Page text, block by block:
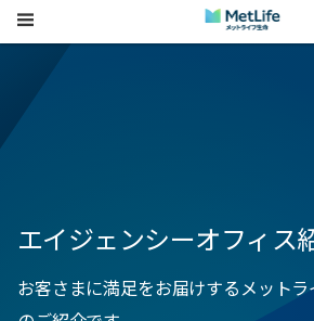
Skip Navigation
エイジェンシーオフィス
お客さまに満足をお届けするメット